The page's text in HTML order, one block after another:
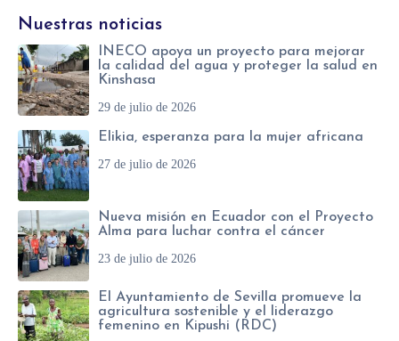
l
e
c
t
r
ó
n
i
c
o
*
o
w
e
b
Nuestras noticias
INECO apoya un proyecto para mejorar
la calidad del agua y proteger la salud en
Kinshasa
29 de julio de 2026
Elikia, esperanza para la mujer africana
27 de julio de 2026
Nueva misión en Ecuador con el Proyecto
Alma para luchar contra el cáncer
23 de julio de 2026
El Ayuntamiento de Sevilla promueve la
agricultura sostenible y el liderazgo
femenino en Kipushi (RDC)